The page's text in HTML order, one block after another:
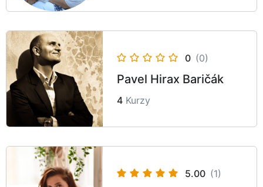
0 (0)
Pavel Hirax Baričák
4 Kurzy
5.00 (1)